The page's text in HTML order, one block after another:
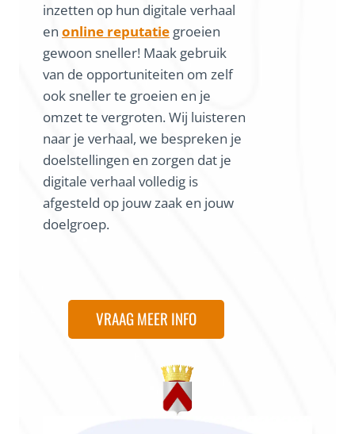
inzetten op hun digitale verhaal
en online reputatie groeien
gewoon sneller! Maak gebruik
van de opportuniteiten om zelf
ook sneller te groeien en je
omzet te vergroten. Wij luisteren
naar je verhaal, we bespreken je
doelstellingen en zorgen dat je
digitale verhaal volledig is
afgesteld op jouw zaak en jouw
doelgroep.
VRAAG MEER INFO